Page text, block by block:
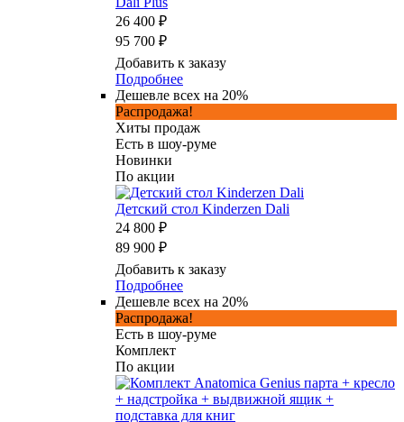
26 400 ₽
95 700 ₽
Добавить к заказу
Подробнее
Дешевле всех на 20%
Распродажа!
Хиты продаж
Есть в шоу-руме
Новинки
По акции
Детский стол Kinderzen Dali
24 800 ₽
89 900 ₽
Добавить к заказу
Подробнее
Дешевле всех на 20%
Распродажа!
Есть в шоу-руме
Комплект
По акции